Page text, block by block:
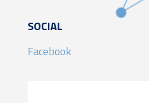
SOCIAL
Facebook